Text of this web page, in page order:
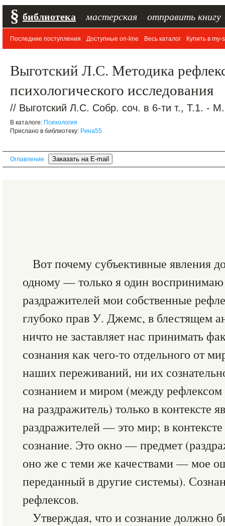
§ библиотека мастерская отправить книгу
Последние поступления Доступные on-line Весь каталог Купить в my-
Выготский Л.С. Методика
психологического исследования
// Выготский Л.С. Собр. соч. в 6-ти т., Т.1. -
В каталоге: Психология
Прислано в библиотеку: Рина55
Оглавление
Вот почему субъективные явления
одному — только я один воспринимаю
раздражителей мои собственные
глубоко прав У. Джемс, в блестящем
ничто не заставляет нас принимать
сознания как чего-то отдельного от
наших переживаний, ни их
сознанием и миром (между
на раздражитель) только в контексте
раздражителей — это мир; в
сознание. Это окно — предмет
оно же с теми же качествами — мое
переданный в другие системы).
рефлексов.
Утверждая, что и сознание должно